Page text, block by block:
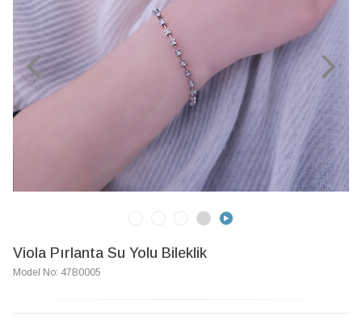
Viola Pırlanta Su Yolu Bileklik
Model No: 47B0005